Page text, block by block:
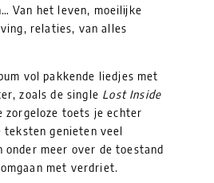
Van het leven, moeilijke
relaties, van alles
vol pakkende liedjes met
zoals de single Lost Inside
zorgeloze toets je echter
teksten genieten veel
onder meer over de toestand
met verdriet.